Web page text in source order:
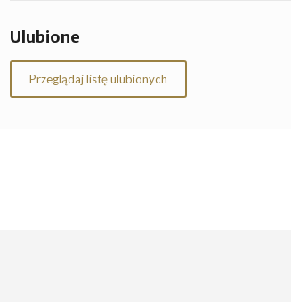
Ulubione
Przeglądaj listę ulubionych